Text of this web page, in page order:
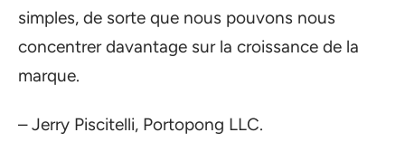
simples, de sorte que nous pouvons nous
concentrer davantage sur la croissance de la
marque.
– Jerry Piscitelli, Portopong LLC.